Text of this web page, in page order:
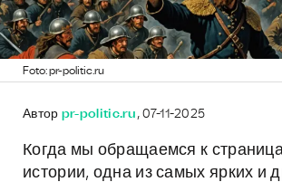
Foto: pr-politic.ru
Автор pr-politic.ru , 07-11-2025
Когда мы обращаемся к
истории, одна из самых ярких и